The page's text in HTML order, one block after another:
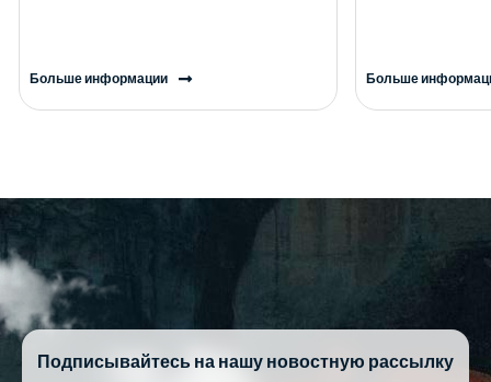
Больше информации Больше
Подписывайтесь на нашу новостную рассылку